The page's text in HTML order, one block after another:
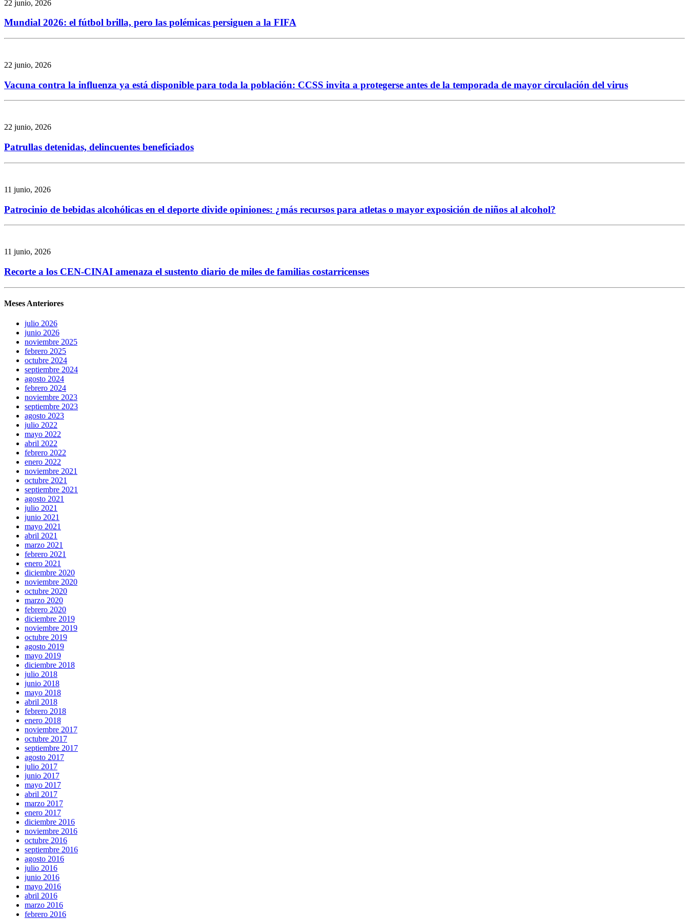
22 junio, 2026
Mundial 2026: el fútbol brilla, pero las polémicas persiguen a la FIFA
22 junio, 2026
Vacuna contra la influenza ya está disponible para toda la población: CCSS invita a protegerse antes de la temporada de mayor circulación del virus
22 junio, 2026
Patrullas detenidas, delincuentes beneficiados
11 junio, 2026
Patrocinio de bebidas alcohólicas en el deporte divide opiniones: ¿más recursos para atletas o mayor exposición de niños al alcohol?
11 junio, 2026
Recorte a los CEN-CINAI amenaza el sustento diario de miles de familias costarricenses
Meses Anteriores
julio 2026
junio 2026
noviembre 2025
febrero 2025
octubre 2024
septiembre 2024
agosto 2024
febrero 2024
noviembre 2023
septiembre 2023
agosto 2023
julio 2022
mayo 2022
abril 2022
febrero 2022
enero 2022
noviembre 2021
octubre 2021
septiembre 2021
agosto 2021
julio 2021
junio 2021
mayo 2021
abril 2021
marzo 2021
febrero 2021
enero 2021
diciembre 2020
noviembre 2020
octubre 2020
marzo 2020
febrero 2020
diciembre 2019
noviembre 2019
octubre 2019
agosto 2019
mayo 2019
diciembre 2018
julio 2018
junio 2018
mayo 2018
abril 2018
febrero 2018
enero 2018
noviembre 2017
octubre 2017
septiembre 2017
agosto 2017
julio 2017
junio 2017
mayo 2017
abril 2017
marzo 2017
enero 2017
diciembre 2016
noviembre 2016
octubre 2016
septiembre 2016
agosto 2016
julio 2016
junio 2016
mayo 2016
abril 2016
marzo 2016
febrero 2016